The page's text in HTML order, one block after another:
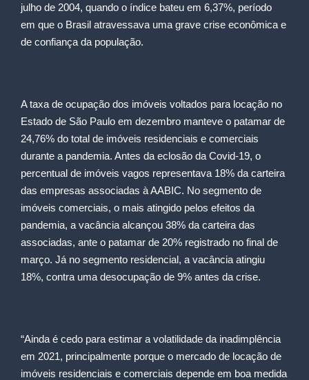
julho de 2004, quando o índice bateu em 6,37%, período
em que o Brasil atravessava uma grave crise econômica e
de confiança da população.
A taxa de ocupação dos imóveis voltados para locação no
Estado de São Paulo em dezembro manteve o patamar de
24,76% do total de imóveis residenciais e comerciais
durante a pandemia. Antes da eclosão da Covid-19, o
percentual de imóveis vagos representava 18% da carteira
das empresas associadas à AABIC. No segmento de
imóveis comerciais, o mais atingido pelos efeitos da
pandemia, a vacância alcançou 38% da carteira das
associadas, ante o patamar de 20% registrado no final de
março. Já no segmento residencial, a vacância atingiu
18%, contra uma desocupação de 9% antes da crise.
“Ainda é cedo para estimar a volatilidade da inadimplência
em 2021, principalmente porque o mercado de locação de
imóveis residenciais e comerciais depende em boa medida